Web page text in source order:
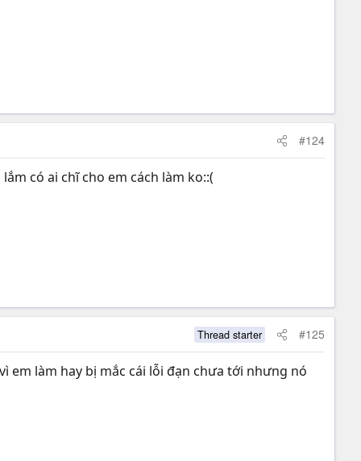
#124
có ai chĩ cho em cách làm ko::(
Thread starter #125
em làm hay bị mắc cái lỗi đạn chưa tới nhưng nó